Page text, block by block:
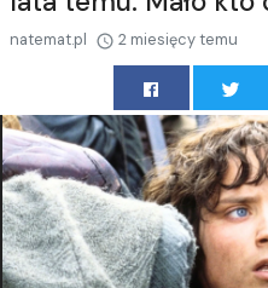
natemat.pl 2 miesięcy temu